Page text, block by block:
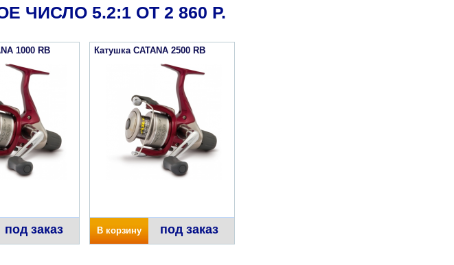
ЧИСЛО 5.2:1 ОТ 2 860 Р.
1000 RB
под заказ
Катушка CATANA 2500 RB
В корзину под заказ